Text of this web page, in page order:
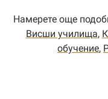
Намерете още
Висши училища,
обучение,